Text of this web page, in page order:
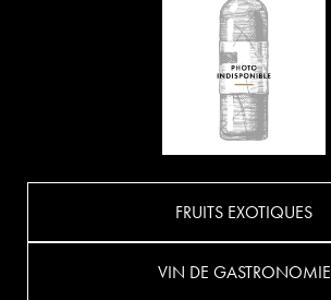
FRUITS EXOTIQUES
VIN DE GASTRONOMIE